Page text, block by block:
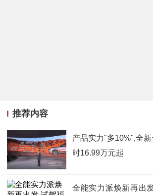
推荐内容
产品实力"多10%",全
时16.99万元起
全能实力派焕新再出